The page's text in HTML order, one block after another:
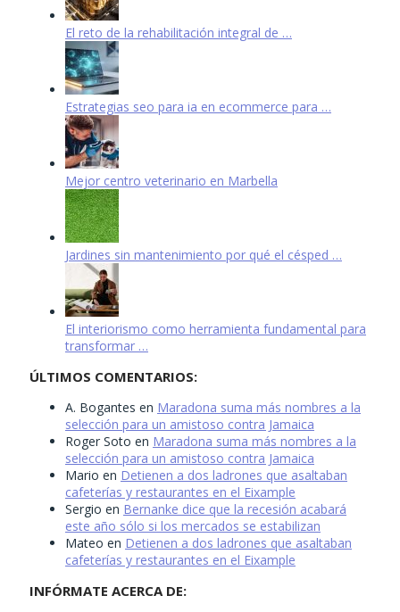
El reto de la rehabilitación integral de …
Estrategias seo para ia en ecommerce para …
Mejor centro veterinario en Marbella
Jardines sin mantenimiento por qué el césped …
El interiorismo como herramienta fundamental para
transformar …
ÚLTIMOS COMENTARIOS:
A. Bogantes en Maradona suma más nombres a la
selección para un amistoso contra Jamaica
Roger Soto en Maradona suma más nombres a la
selección para un amistoso contra Jamaica
Mario en Detienen a dos ladrones que asaltaban
cafeterías y restaurantes en el Eixample
Sergio en Bernanke dice que la recesión acabará
este año sólo si los mercados se estabilizan
Mateo en Detienen a dos ladrones que asaltaban
cafeterías y restaurantes en el Eixample
INFÓRMATE ACERCA DE: